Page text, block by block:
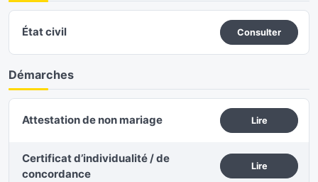
État civil Consulter
Démarches
Attestation de non mariage Lire
Certificat d’individualité / de
concordance
Lire